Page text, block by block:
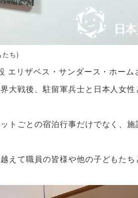
たち)
リザベス・サンダース・ホーム
戦後、駐留軍兵士と日本人女性
トごとの宿泊行事だけでなく、
えて職員の皆様や他の子どもた